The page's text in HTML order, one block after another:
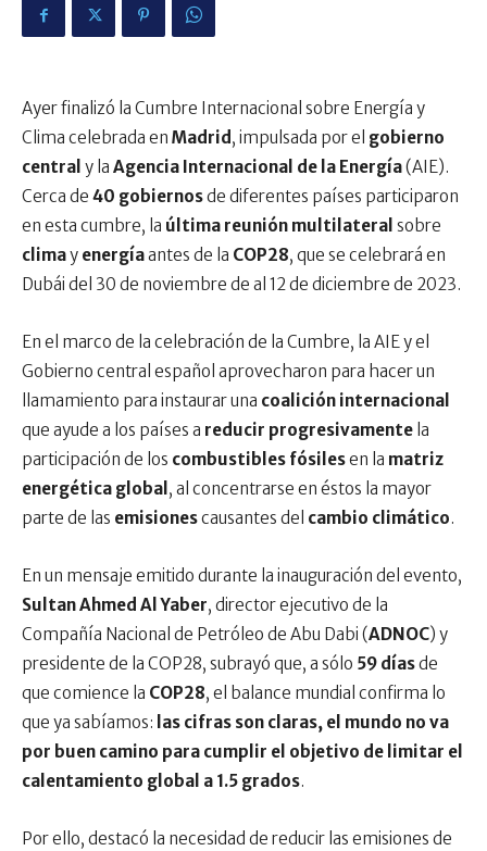
Ayer finalizó la Cumbre Internacional sobre Energía y
Clima celebrada en Madrid , impulsada por el gobierno
central y la Agencia Internacional de la Energía(AIE).
Cerca de 40 gobiernosde diferentes países participaron
en esta cumbre, la última reunión multilateral sobre
climay energíaantes de la COP28, que se celebrará en
Dubái del 30 de noviembre de al 12 de diciembre de 2023.
En el marco de la celebración de la Cumbre, la AIE y el
Gobierno central español aprovecharon para hacer un
llamamiento para instaurar una coalición internacional
que ayude a los países a reducir progresivamente la
participación de los combustibles fósilesen la matriz
energética global , al concentrarse en éstos la mayor
parte de las emisionescausantes del cambio climático.
En un mensaje emitido durante la inauguración del evento,
Sultan Ahmed Al Yaber, director ejecutivo de la
Compañía Nacional de Petróleo de Abu Dabi (ADNOC) y
presidente de la COP28, subrayó que, a sólo 59 díasde
que comience la COP28, el balance mundial confirma lo
que ya sabíamos: las cifras son claras, el mundo no va
por buen camino para cumplir el objetivo de limitar el
calentamiento global a 1.5 grados.
Por ello, destacó la necesidad de reducir las emisiones de